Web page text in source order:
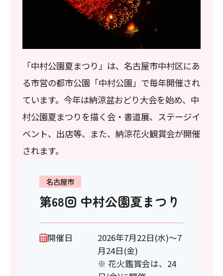
「中村公園夏まつり」は、名古屋市中村区にあ
る市営の都市公園「中村公園」で毎年開催され
ています。今年は納涼盆おどり大会を始め、中
村公園夏まつりを描く会・書道展、ステージイ
ベント、出店等、また、納涼花火観賞会が開催
されます。
名古屋市
第68回 中村公園夏まつり
開催日
2026年7月22日(水)～7
月24日(金)
※ 花火鑑賞会は、24